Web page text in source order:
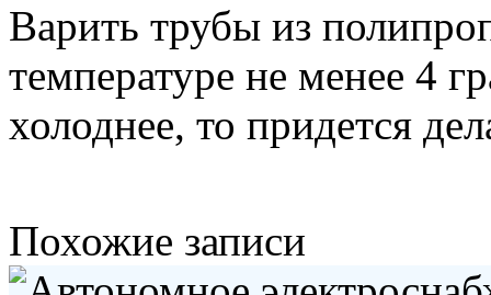
Варить трубы из
температуре не менее 4
холоднее, то придется
Похожие записи